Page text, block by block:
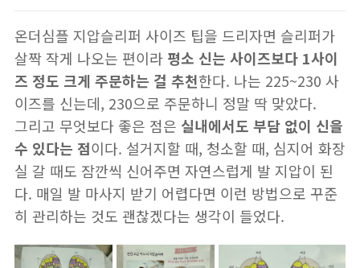
온더심플 지압슬리퍼 사이즈 팁을 드리자면 슬리퍼가
살짝 작게 나오는 편이라 평소 신는 사이즈보다 1사이
즈 정도 크게 주문하는 걸 추천한다. 나는 225~230 사
이즈를 신는데, 230으로 주문하니 정말 딱 맞았다.
그리고 무엇보다 좋은 점은 실내에서도 부담 없이 신을
수 있다는 점이다. 설거지할 때, 청소할 때, 심지어 화장
실 갈 때도 잠깐씩 신어주면 자연스럽게 발 지압이 된
다. 매일 발 마사지 받기 어렵다면 이런 방법으로 꾸준
히 관리하는 것도 괜찮겠다는 생각이 들었다.